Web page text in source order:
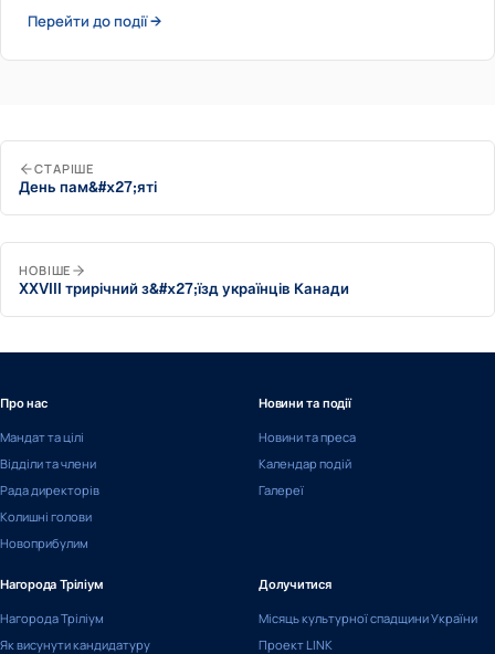
Перейти до події →
СТАРІШЕ
День пам&#x27;яті
НОВІШЕ
XXVIII трирічний з&#x27;їзд українців Канади
Про нас
Мандат та цілі
Відділи та члени
Рада директорів
Колишні голови
Новоприбулим
Новини та події
Новини та преса
Календар подій
Галереї
Нагорода Тріліум
Нагорода Тріліум
Як висунути кандидатуру
Долучитися
Місяць культурної спадщини України
Проект LINK